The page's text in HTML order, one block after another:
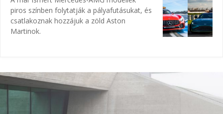
piros színben folytatják a pályafutásukat, és
csatlakoznak hozzájuk a zöld Aston
Martinok.